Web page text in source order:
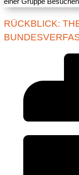
RÜCKBLICK: